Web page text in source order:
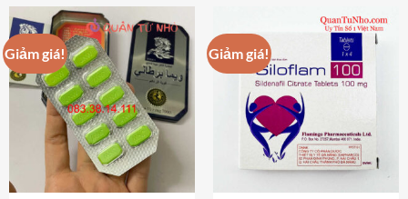
này
có
nhiều
biến
thể.
Các
tùy
chọn
có
thể
này
nhiều
biến
tùy
chọn
có
Giảm giá! Giảm giá!